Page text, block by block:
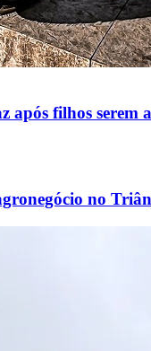
após filhos serem
no